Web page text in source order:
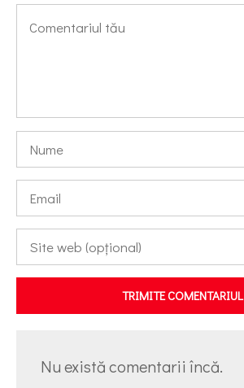
TRIMITE COMENTARIUL
Nu există comentarii încă.